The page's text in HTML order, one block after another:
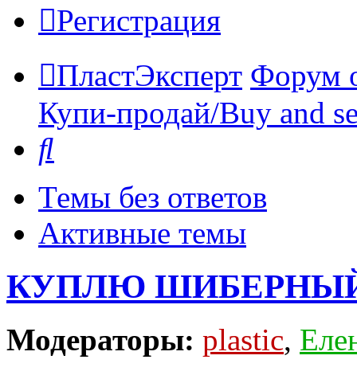
Регистрация
ПластЭксперт Форум
Купи-продай/Buy and
Темы без ответов
Активные темы
КУПЛЮ
Модераторы: plastic,